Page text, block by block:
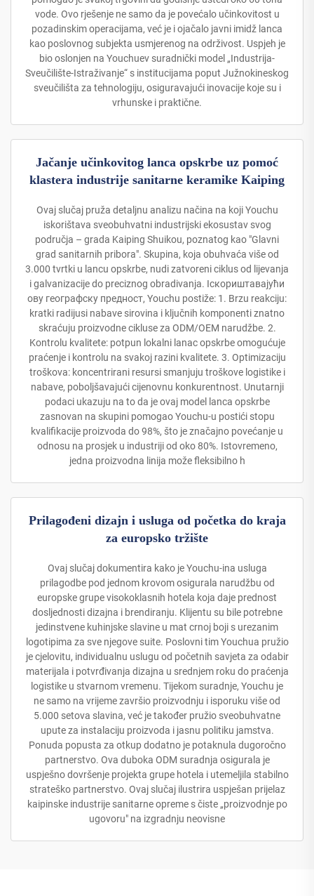
vode. Ovo rješenje ne samo da je povećalo učinkovitost u
pozadinskim operacijama, već je i ojačalo javni imidž lanca
kao poslovnog subjekta usmjerenog na održivost. Uspjeh je
bio oslonjen na Youchuev suradnički model „Industrija-
Sveučilište-Istraživanje“ s institucijama poput Južnokineskog
sveučilišta za tehnologiju, osiguravajući inovacije koje su i
vrhunske i praktične.
Jačanje učinkovitog lanca opskrbe uz pomoć
klastera industrije sanitarne keramike Kaiping
Ovaj slučaj pruža detaljnu analizu načina na koji Youchu
iskorištava sveobuhvatni industrijski ekosustav svog
područja – grada Kaiping Shuikou, poznatog kao "Glavni
grad sanitarnih pribora". Skupina, koja obuhvaća više od
3.000 tvrtki u lancu opskrbe, nudi zatvoreni ciklus od lijevanja
i galvanizacije do preciznog obradivanja. Iскориштавајући
ову географску предност, Youchu postiže: 1. Brzu reakciju:
kratki radijusi nabave sirovina i ključnih komponenti znatno
skraćuju proizvodne cikluse za ODM/OEM narudžbe. 2.
Kontrolu kvalitete: potpun lokalni lanac opskrbe omogućuje
praćenje i kontrolu na svakoj razini kvalitete. 3. Optimizaciju
troškova: koncentrirani resursi smanjuju troškove logistike i
nabave, poboljšavajući cijenovnu konkurentnost. Unutarnji
podaci ukazuju na to da je ovaj model lanca opskrbe
zasnovan na skupini pomogao Youchu-u postići stopu
kvalifikacije proizvoda do 98%, što je značajno povećanje u
odnosu na prosjek u industriji od oko 80%. Istovremeno,
jedna proizvodna linija može fleksibilno h
Prilagođeni dizajn i usluga od početka do kraja
za europsko tržište
Ovaj slučaj dokumentira kako je Youchu-ina usluga
prilagodbe pod jednom krovom osigurala narudžbu od
europske grupe visokoklasnih hotela koja daje prednost
dosljednosti dizajna i brendiranju. Klijentu su bile potrebne
jedinstvene kuhinjske slavine u mat crnoj boji s urezanim
logotipima za sve njegove suite. Poslovni tim Youchua pružio
je cjelovitu, individualnu uslugu od početnih savjeta za odabir
materijala i potvrđivanja dizajna u srednjem roku do praćenja
logistike u stvarnom vremenu. Tijekom suradnje, Youchu je
ne samo na vrijeme završio proizvodnju i isporuku više od
5.000 setova slavina, već je također pružio sveobuhvatne
upute za instalaciju proizvoda i jasnu politiku jamstva.
Ponuda popusta za otkup dodatno je potaknula dugoročno
partnerstvo. Ova duboka ODM suradnja osigurala je
uspješno dovršenje projekta grupe hotela i utemeljila stabilno
strateško partnerstvo. Ovaj slučaj ilustrira uspješan prijelaz
kaipinske industrije sanitarne opreme s čiste „proizvodnje po
ugovoru" na izgradnju neovisne